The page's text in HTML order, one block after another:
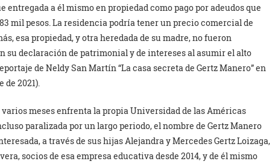
entregada a él mismo en propiedad como pago por adeudos que
mil pesos. La residencia podría tener un precio comercial de
esa propiedad, y otra heredada de su madre, no fueron
su declaración de patrimonial y de intereses al asumir el alto
de Neldy San Martín “La casa secreta de Gertz Manero” en
de 2021).
meses enfrenta la propia Universidad de las Américas
paralizada por un largo periodo, el nombre de Gertz Manero
a través de sus hijas Alejandra y Mercedes Gertz Loizaga,
socios de esa empresa educativa desde 2014, y de él mismo